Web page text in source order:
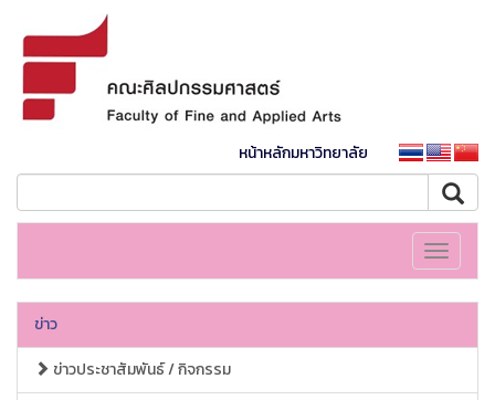
หน้าหลักมหาวิทยาลัย
Toggle
ข่าว
ข่าวประชาสัมพันธ์ / กิจกรรม